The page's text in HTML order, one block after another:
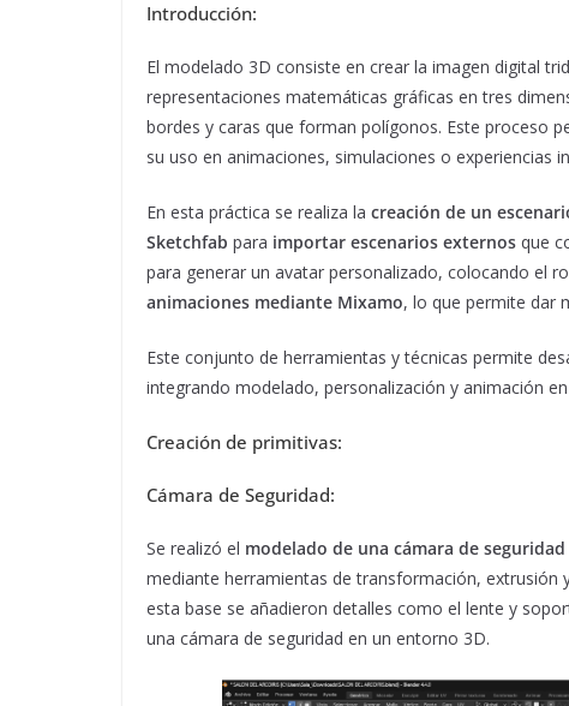
Introducción:
El modelado 3D consiste en crear la imagen digital
representaciones matemáticas gráficas en tres
bordes y caras que forman polígonos. Este proceso
su uso en animaciones, simulaciones o experiencias
En esta práctica se realiza la creación de un
Sketchfab para importar escenarios externos que
para generar un avatar personalizado, colocando el
animaciones mediante Mixamo, lo que permite dar
Este conjunto de herramientas y técnicas permite
integrando modelado, personalización y animación
Creación de primitivas:
Cámara de Seguridad:
Se realizó el modelado de una cámara de seguridad
mediante herramientas de transformación, extrusión
esta base se añadieron detalles como el lente y
una cámara de seguridad en un entorno 3D.